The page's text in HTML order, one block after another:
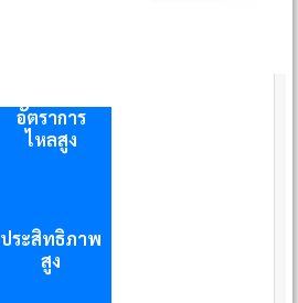
อัตราการ
ไหลสูง
ประสิทธิภาพ
สูง